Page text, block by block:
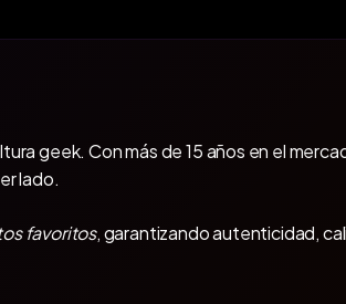
geek. Con más de 15 años en el
lado.
favoritos, garantizando autenticidad,